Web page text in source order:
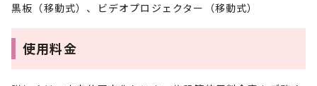
黒板（移動式）、ビデオプロジェクター（移動式）
使用料金